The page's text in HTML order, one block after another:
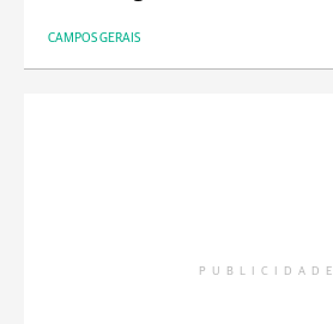
CAMPOS GERAIS
PUBLICIDADE